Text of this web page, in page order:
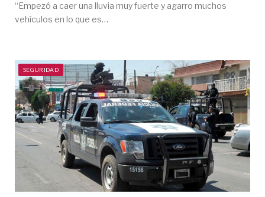
“Empezó a caer una lluvia muy fuerte y agarro muchos
vehículos en lo que es…
SEGURIDAD